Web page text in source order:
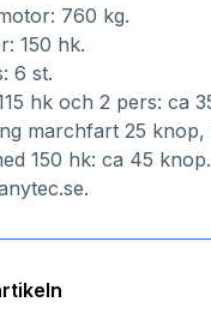
760 kg.
150 hk.
6 st.
hk och 2 pers: ca
marchfart 25 knop,
150 hk: ca 45 knop.